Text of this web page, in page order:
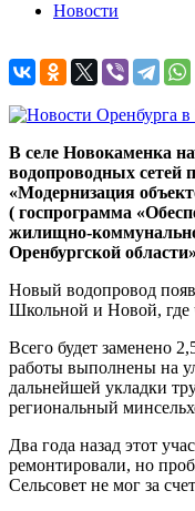
Новости
В селе Новокаменка
водопроводных сетей
«Модернизация
( госпрограмма
жилищно-
Оренбургской
Новый водопровод
Школьной и Новой, где
Всего будет заменено
работы выполнены на
дальнейшей укладки
региональный
Два года назад этот
ремонтировали, но
Сельсовет не мог за